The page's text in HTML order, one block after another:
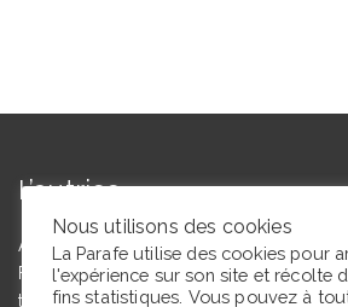
L’autrice
Agrégée de lettres modernes et
Floriane Toussaint est maîtresse de
théâtrales à l’Université de Caen
Nous utilisons des cookies
La Parafe utilise des cookies pour
l'expérience sur son site et récolte
fins statistiques. Vous pouvez à